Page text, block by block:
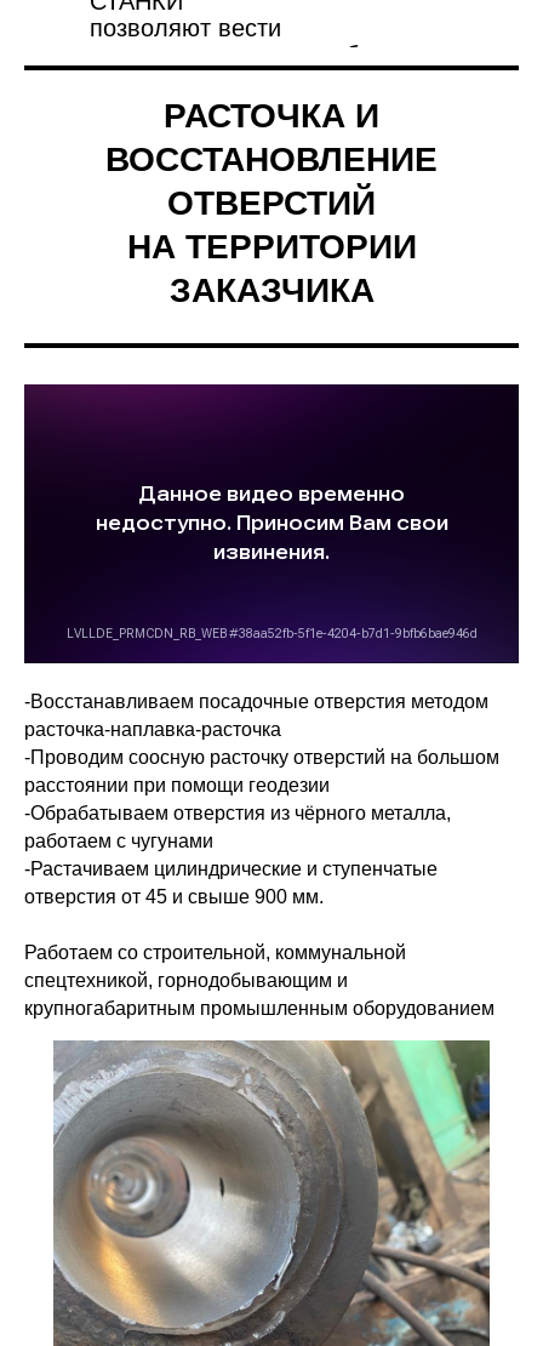
позволяют вести
восстановительные работы
РАСТОЧКА И
ВОССТАНОВЛЕНИЕ
ОТВЕРСТИЙ
НА ТЕРРИТОРИИ
ЗАКАЗЧИКА
-Восстанавливаем посадочные отверстия методом
расточка-наплавка-расточка
-Проводим соосную расточку отверстий на большом
расстоянии при помощи геодезии​
-Обрабатываем отверстия из чёрного металла,
работаем с чугунами
-Растачиваем цилиндрические и ступенчатые
отверстия от 45 и свыше 900 мм.
Работаем со строительной, коммунальной
спецтехникой, горнодобывающим и
крупногабаритным промышленным оборудованием